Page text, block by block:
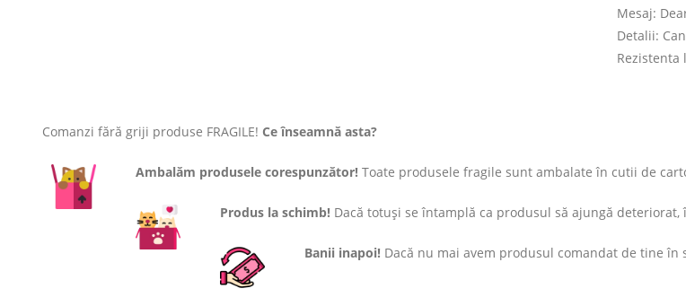
Mesaj:
Detalii:
Rezistenta
Comanzi fără griji produse FRAGILE! Ce înseamnă asta?
Ambalăm produsele corespunzător! Toate produsele fragile sunt ambalate în cutii de
Produs la schimb! Dacă totuși se întamplă ca produsul să ajungă
Banii inapoi! Dacă nu mai avem produsul comandat de tine